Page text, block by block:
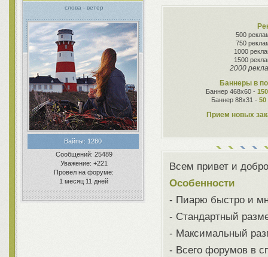
слова - ветер
Вайпы: 1280
Сообщений: 25489
Уважение: +221
Провел на форуме:
1 месяц 11 дней
500
750
1000
1500
2000
Баннеры в
Баннер 468х60 -
Баннер 88х31 - 50
Прием новых
Всем привет и
Особенности
- Пиарю быстро и
- Стандартный
- Максимальный
- Всего форумов в